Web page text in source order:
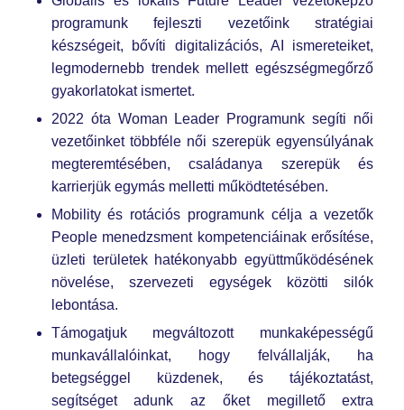
programunk fejleszti vezetőink stratégiai
készségeit, bővíti digitalizációs, AI ismereteiket,
legmodernebb trendek mellett egészségmegőrző
gyakorlatokat ismertet.
2022 óta Woman Leader Programunk segíti női
vezetőinket többféle női szerepük egyensúlyának
megteremtésében, családanya szerepük és
karrierjük egymás melletti működtetésében.
Mobility és rotációs programunk célja a vezetők
People menedzsment kompetenciáinak erősítése,
üzleti területek hatékonyabb együttműködésének
növelése, szervezeti egységek közötti silók
lebontása.
Támogatjuk megváltozott munkaképességű
munkavállalóinkat, hogy felvállalják, ha
betegséggel küzdenek, és tájékoztatást,
segítséget adunk az őket megillető extra